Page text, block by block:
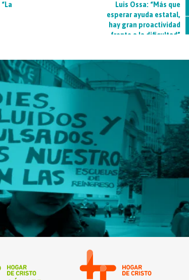
Luis Ossa: “Más que
esperar ayuda estatal,
hay gran proactividad
frente a la dificultad”